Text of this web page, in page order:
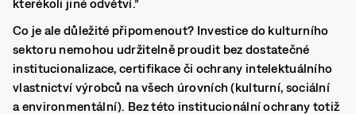
kterékoli jiné odvětví.”
Co je ale důležité připomenout? Investice do kulturního
sektoru nemohou udržitelně proudit bez dostatečné
institucionalizace, certifikace či ochrany intelektuálního
vlastnictví výrobců na všech úrovních (kulturní, sociální
a environmentální). Bez této institucionální ochrany totiž